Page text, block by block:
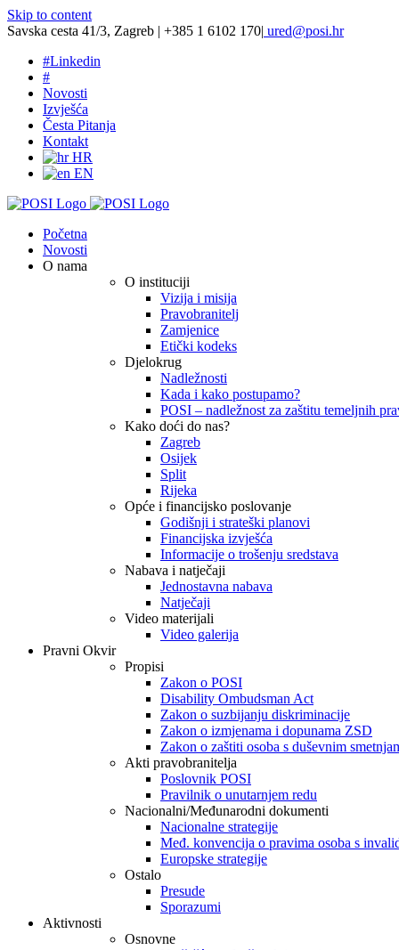
Skip to content
Savska cesta 41/3, Zagreb | +385 1 6102 170| ured@posi.hr
#Linkedin
#
Novosti
Izvješća
Česta Pitanja
Kontakt
HR
EN
Početna
Novosti
O nama
O instituciji
Vizija i misija
Pravobranitelj
Zamjenice
Etički kodeks
Djelokrug
Nadležnosti
Kada i kako postupamo?
POSI – nadležnost za zaštitu temeljnih
Kako doći do nas?
Zagreb
Osijek
Split
Rijeka
Opće i financijsko poslovanje
Godišnji i strateški planovi
Financijska izvješća
Informacije o trošenju sredstava
Nabava i natječaji
Jednostavna nabava
Natječaji
Video materijali
Video galerija
Pravni Okvir
Propisi
Zakon o POSI
Disability Ombudsman Act
Zakon o suzbijanju diskriminacije
Zakon o izmjenama i dopunama ZSD
Zakon o zaštiti osoba s duševnim
Akti pravobranitelja
Poslovnik POSI
Pravilnik o unutarnjem redu
Nacionalni/Međunarodni dokumenti
Nacionalne strategije
Međ. konvencija o pravima osoba s
Europske strategije
Ostalo
Presude
Sporazumi
Aktivnosti
Osnovne